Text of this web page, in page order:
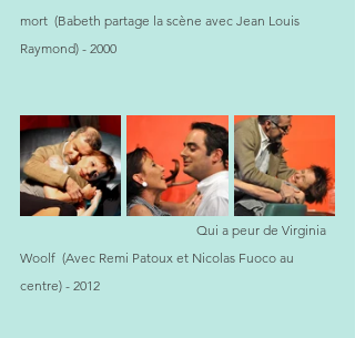
mort  (Babeth partage la scène avec Jean Louis
Raymond) - 2000
Qui a peur de Virginia
Woolf  (Avec Remi Patoux et Nicolas Fuoco au
centre) - 2012